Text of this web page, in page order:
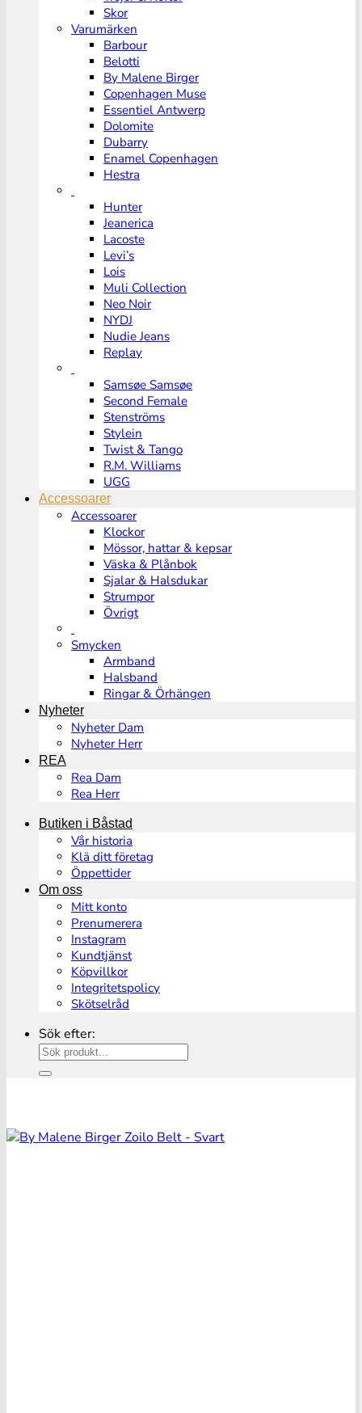
Skor
Varumärken
Barbour
Belotti
By Malene Birger
Copenhagen Muse
Essentiel Antwerp
Dolomite
Dubarry
Enamel Copenhagen
Hestra
Hunter
Jeanerica
Lacoste
Levi’s
Lois
Muli Collection
Neo Noir
NYDJ
Nudie Jeans
Replay
Samsøe Samsøe
Second Female
Stenströms
Stylein
Twist & Tango
R.M. Williams
UGG
Accessoarer
Accessoarer
Klockor
Mössor, hattar & kepsar
Väska & Plånbok
Sjalar & Halsdukar
Strumpor
Övrigt
Smycken
Armband
Halsband
Ringar & Örhängen
Nyheter
Nyheter Dam
Nyheter Herr
REA
Rea Dam
Rea Herr
Butiken i Båstad
Vår historia
Klä ditt företag
Öppettider
Om oss
Mitt konto
Prenumerera
Instagram
Kundtjänst
Köpvillkor
Integritetspolicy
Skötselråd
Sök efter: